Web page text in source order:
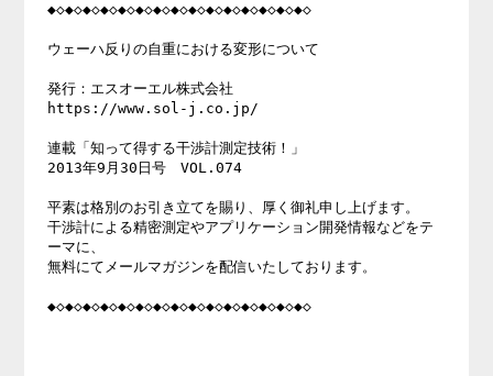
◆◇◆◇◆◇◆◇◆◇◆◇◆◇◆◇◆◇◆◇◆◇◆◇◆◇◆◇◆◇
ウェーハ反りの自重における変形について
発行：エスオーエル株式会社
https://www.sol-j.co.jp/
連載「知って得する干渉計測定技術！」
2013年9月30日号　VOL.074
平素は格別のお引き立てを賜り、厚く御礼申し上げます。
干渉計による精密測定やアプリケーション開発情報などをテ
ーマに、
無料にてメールマガジンを配信いたしております。
◆◇◆◇◆◇◆◇◆◇◆◇◆◇◆◇◆◇◆◇◆◇◆◇◆◇◆◇◆◇